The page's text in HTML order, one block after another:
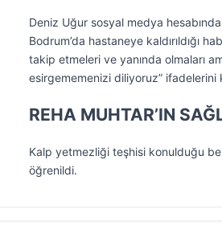
Deniz Uğur sosyal medya
Bodrum’da hastaneye kaldırıldığı
takip etmeleri ve yanında olmaları
esirgememenizi diliyoruz” ifadelerini
REHA MUHTAR’IN
Kalp yetmezliği teşhisi konulduğu
öğrenildi.